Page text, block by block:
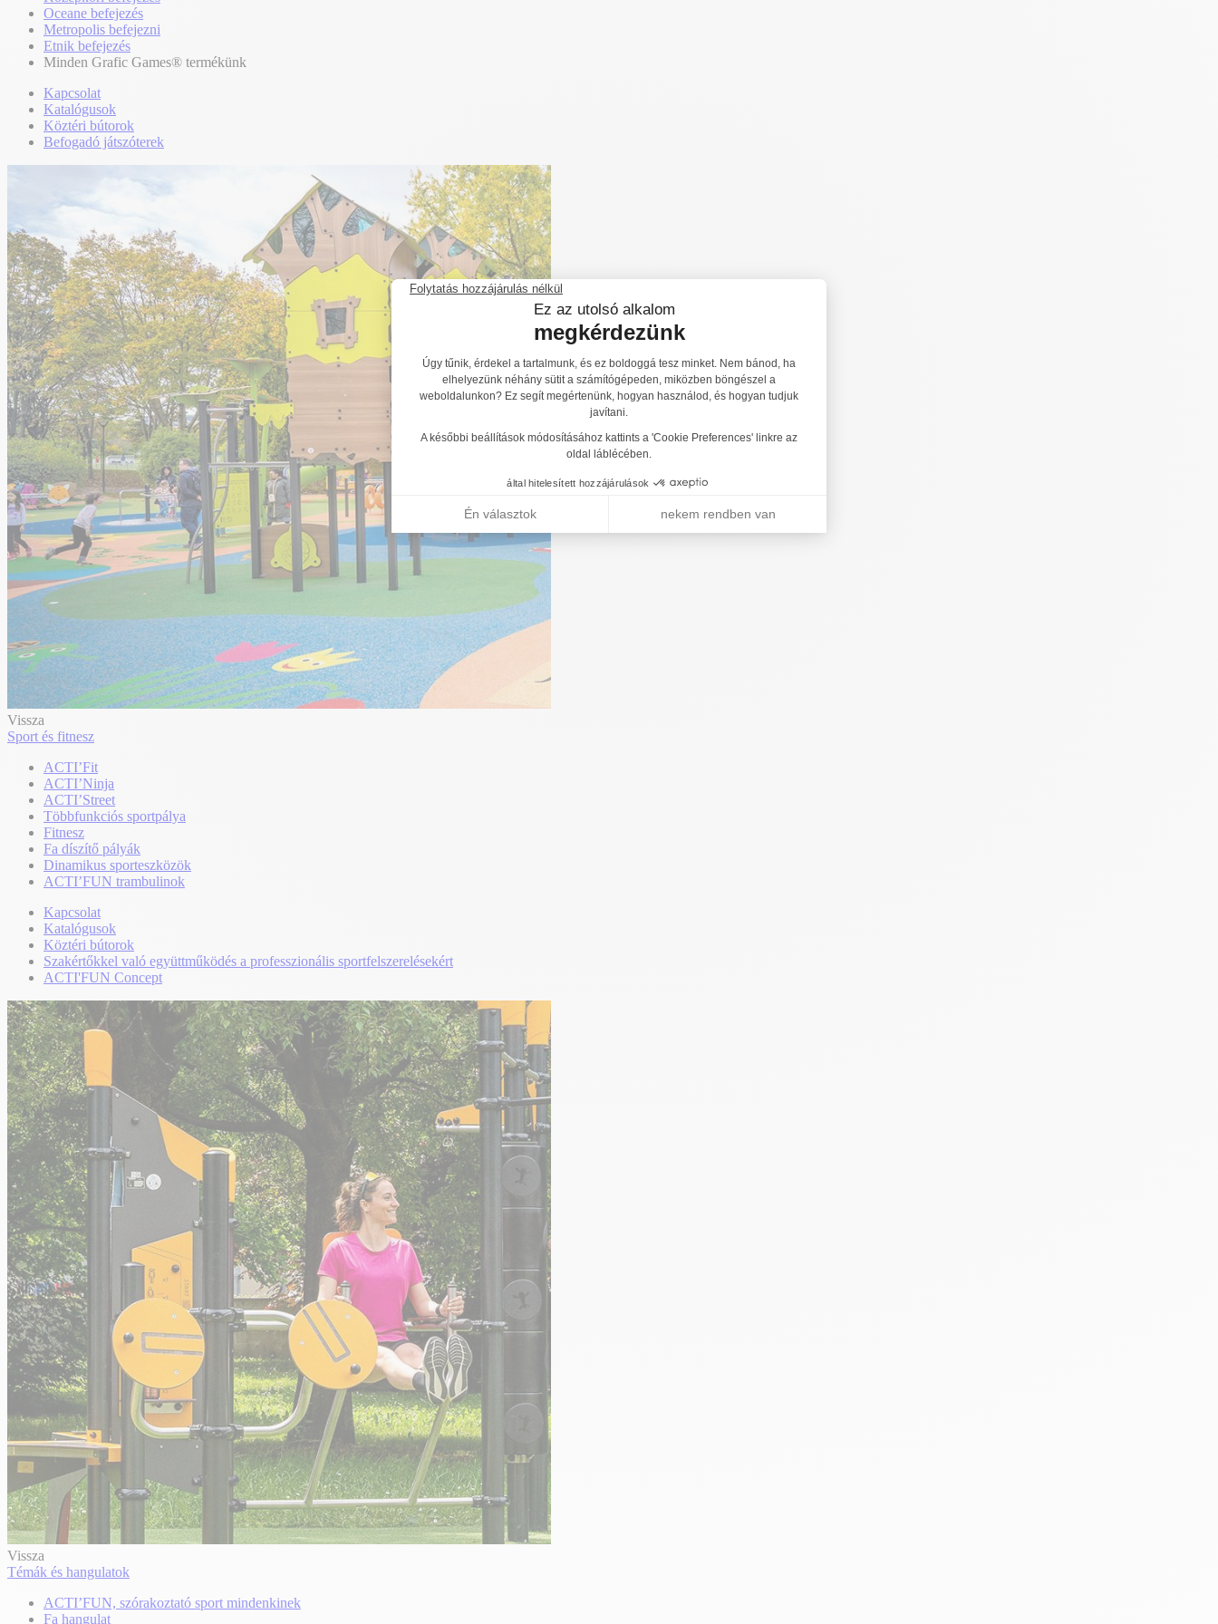
Oceane befejezés
Metropolis befejezni
Etnik befejezés
Minden Grafic Games® termékünk
Kapcsolat
Katalógusok
Köztéri bútorok
Befogadó játszóterek
Vissza
Sport és fitnesz
ACTI’Fit
ACTI’Ninja
ACTI’Street
Többfunkciós sportpálya
Fitnesz
Fa díszítő pályák
Dinamikus sporteszközök
ACTI’FUN trambulinok
Kapcsolat
Katalógusok
Köztéri bútorok
Szakértőkkel való együttműködés a professzionális sportfelszerelésekért
ACTI'FUN Concept
Vissza
Témák és hangulatok
ACTI’FUN, szórakoztató sport mindenkinek
Fa hangulat